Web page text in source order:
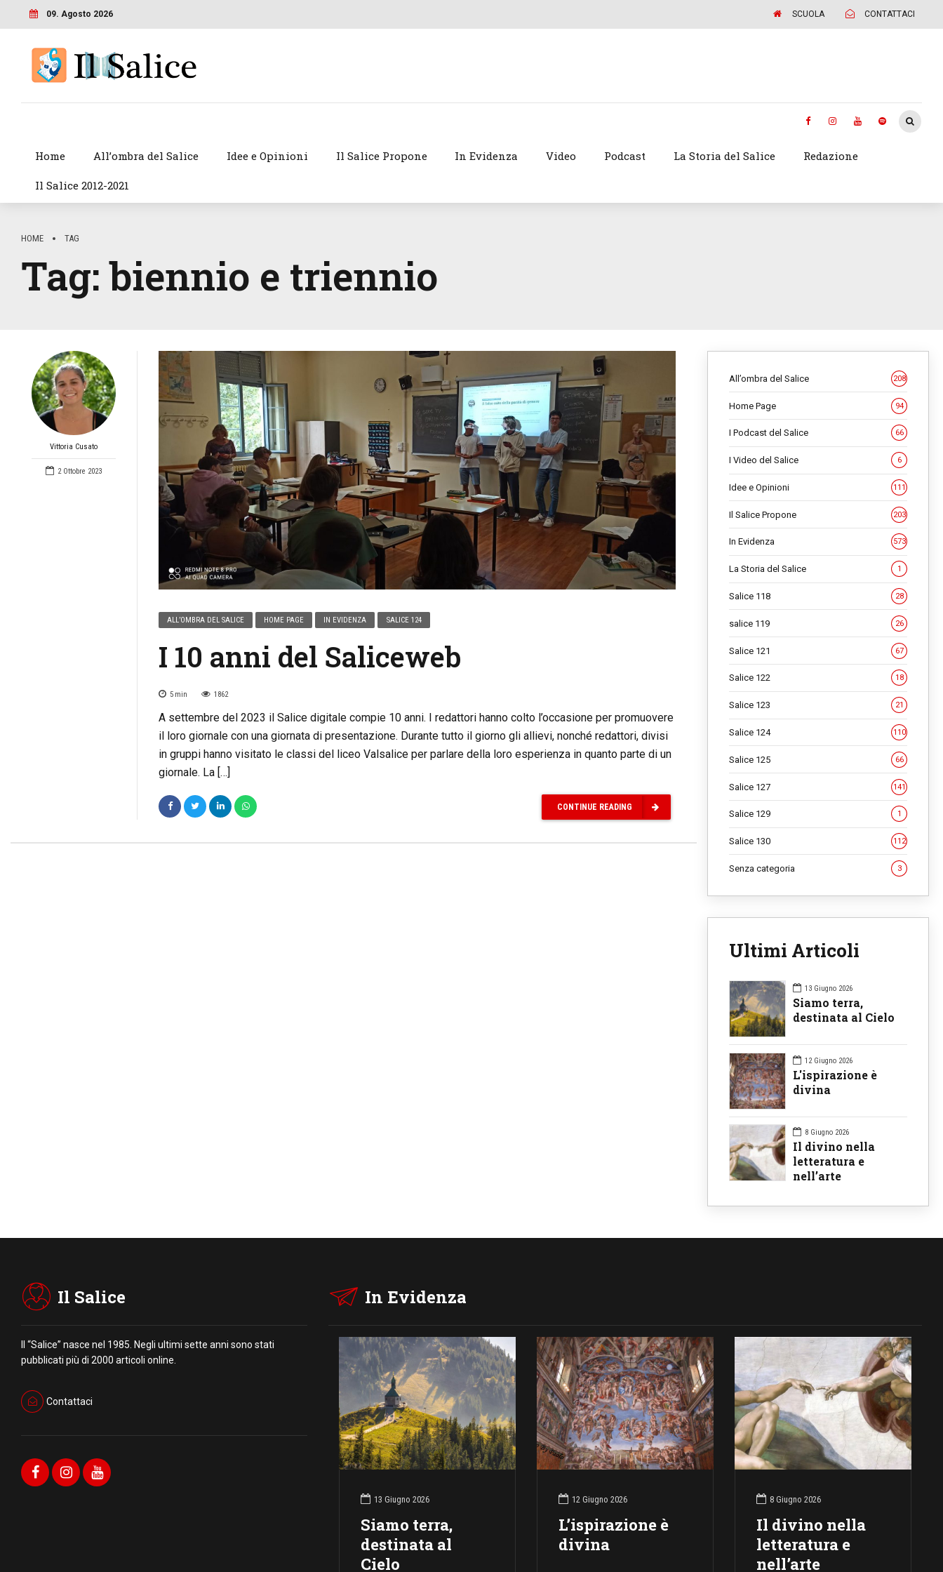
09. Agosto 2026 SCUOLA CONTATTACI
Home All’ombra del Salice Idee e Opinioni Il Salice Propone In Evidenza Video Podcast La Storia del Salice Redazione
Il Salice 2012-2021
HOME TAG
Tag:biennio e triennio
Vittoria Cusato
2 Ottobre 2023
ALL’OMBRA DEL SALICE HOME PAGE IN EVIDENZA SALICE 124
I 10 anni del Saliceweb
5 min 1862
A settembre del 2023 il Salice digitale compie 10 anni. I redattori hanno colto l’occasione per promuovere
il loro giornale con una giornata di presentazione. Durante tutto il giorno gli allievi, nonché redattori, divisi
in gruppi hanno visitato le classi del liceo Valsalice per parlare della loro esperienza in quanto parte di un
giornale. La […]
CONTINUE READING
All’ombra del Salice 208
Home Page 94
I Podcast del Salice 66
I Video del Salice 6
Idee e Opinioni 111
Il Salice Propone 203
In Evidenza 573
La Storia del Salice 1
Salice 118 28
salice 119 26
Salice 121 67
Salice 122 18
Salice 123 21
Salice 124 110
Salice 125 66
Salice 127 141
Salice 129 1
Salice 130 112
Senza categoria 3
Ultimi Articoli
13 Giugno 2026
Siamo terra,
destinata al Cielo
12 Giugno 2026
L'ispirazione è
divina
8 Giugno 2026
Il divino nella
letteratura e
nell’arte
Il Salice
Il “Salice” nasce nel 1985. Negli ultimi sette anni sono stati
pubblicati più di 2000 articoli online.
Contattaci
In Evidenza
13 Giugno 2026
Siamo terra,
destinata al
Cielo
12 Giugno 2026
L’ispirazione è
divina
8 Giugno 2026
Il divino nella
letteratura e
nell’arte